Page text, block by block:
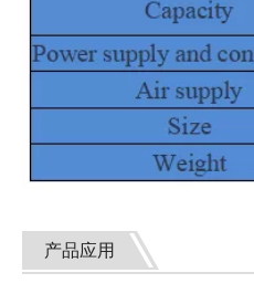
产品应用